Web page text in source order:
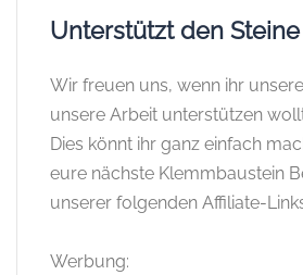
Unterstützt den
Wir freuen uns, wenn ihr
unsere Arbeit unterstützen
Dies könnt ihr ganz einfach
eure nächste Klemmbaustein
unserer folgenden Affiliate-
Werbung: